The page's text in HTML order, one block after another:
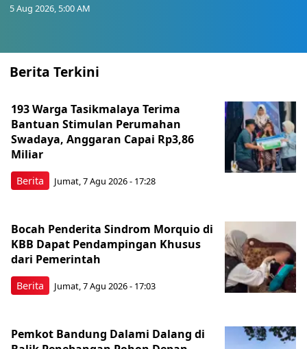
5 Aug 2026, 5:00 AM
Berita Terkini
Berita
193 Warga Tasikmalaya Terima
Bantuan Stimulan Perumahan
Swadaya, Anggaran Capai Rp3,86
Miliar
Jumat, 7 Agu 2026 - 17:28
Berita
Bocah Penderita Sindrom Morquio di
KBB Dapat Pendampingan Khusus
dari Pemerintah
Jumat, 7 Agu 2026 - 17:03
Pemkot Bandung Dalami Dalang di